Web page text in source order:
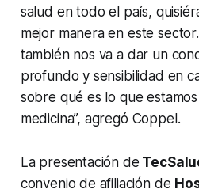
salud en todo el país,
mejor manera en este
también nos va a dar un
profundo y sensibilidad en
sobre qué es lo que
medicina”, agregó Coppel.
La presentación de
convenio de afiliación de